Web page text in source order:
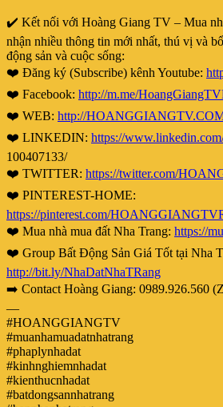
✔️ Kết nối với Hoàng Giang TV – Mua
nhận nhiều thông tin mới nhất, thú vị và
động sản và cuộc sống:
❤️ Đăng ký (Subscribe) kênh Youtube:
❤️ Facebook: http://m.me/
❤️ WEB: http://
❤️ LINKEDIN: https://
100407133/
❤️ TWITTER: https://twitter.com/
❤️ PINTEREST-HOME:
https://pinterest.com/
❤️ Mua nhà mua đất Nha Trang: https://
❤️ Group Bất Động Sản Giá Tốt tại Nha
http://bit.ly/NhaDatNhaTRang
➡️ Contact Hoàng Giang: 0989.926.560
—
#HOANGGIANGTV
#muanhamuadatnhatrang
#phaplynhadat
#kinhnghiemnhadat
#kienthucnhadat
#batdongsannhatrang